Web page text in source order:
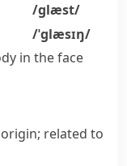
/ɡlæst/
/ˈɡlæsɪŋ/
in the face
related to